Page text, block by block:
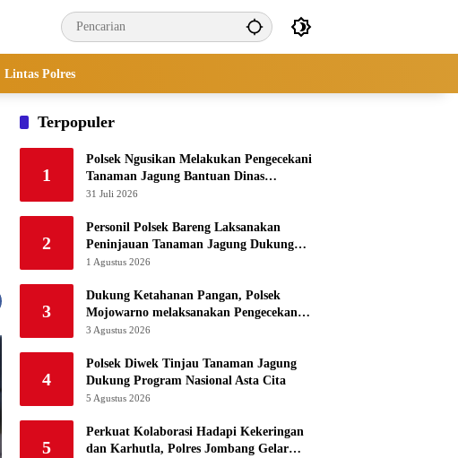
Lintas Polres
Terpopuler
1
Polsek Ngusikan Melakukan Pengecekani
Tanaman Jagung Bantuan Dinas
Pertanian melalui Polres Jombang
31 Juli 2026
2
Personil Polsek Bareng Laksanakan
Peninjauan Tanaman Jagung Dukung
Program Ketahanan Pangan
1 Agustus 2026
3
Dukung Ketahanan Pangan, Polsek
Mojowarno melaksanakan Pengecekan
Tanaman Jagung
3 Agustus 2026
4
Polsek Diwek Tinjau Tanaman Jagung
Dukung Program Nasional Asta Cita
5 Agustus 2026
5
Perkuat Kolaborasi Hadapi Kekeringan
dan Karhutla, Polres Jombang Gelar